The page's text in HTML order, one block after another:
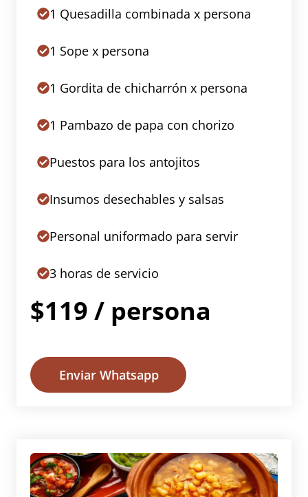
1 Quesadilla combinada x persona
1 Sope x persona
1 Gordita de chicharrón x persona
1 Pambazo de papa con chorizo
Puestos para los antojitos
Insumos desechables y salsas
Personal uniformado para servir
3 horas de servicio
$119 / persona
Enviar Whatsapp